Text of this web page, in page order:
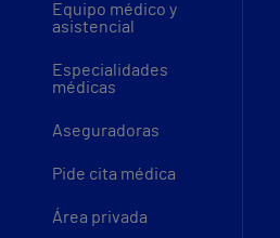
Equipo médico y
asistencial
Especialidades
médicas
Aseguradoras
Pide cita médica
Área privada